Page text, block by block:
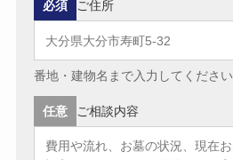
ご住所
必須
番地・建物名まで入力してください
ご相談内容
任意